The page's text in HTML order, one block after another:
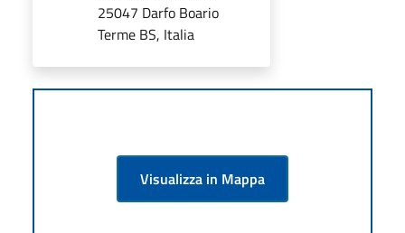
25047 Darfo Boario
Terme BS, Italia
Visualizza in Mappa